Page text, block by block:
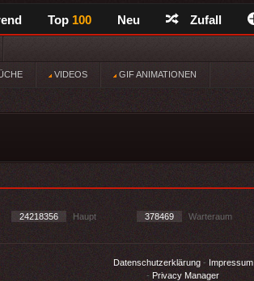
Top 100 Neu Zufall
VIDEOS GIF ANIMATIONEN
24218356 Haupt 378469 Warteraum
Datenschutzerklärung- Impressum
- Privacy Manager